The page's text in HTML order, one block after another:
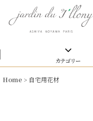
カテゴリー
Home > 自宅用花材